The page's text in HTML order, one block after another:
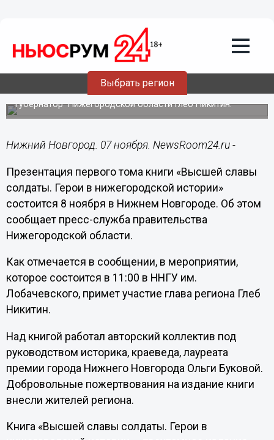
Выбрать регион
Книгу «Высшей славы солдаты. Герои в
нижегородской истории» представят 8
ноября в Нижнем Новгороде
В презентации книги примет участие
губернатор Нижегородской области Глеб Никитин.
Нижний Новгород. 07 ноября. NewsRoom24.ru -
Презентация первого тома книги «Высшей славы
солдаты. Герои в нижегородской истории»
состоится 8 ноября в Нижнем Новгороде. Об этом
сообщает пресс-служба правительства
Нижегородской области.
Как отмечается в сообщении, в мероприятии,
которое состоится в 11:00 в ННГУ им.
Лобачевского, примет участие глава региона Глеб
Никитин.
Над книгой работал авторский коллектив под
руководством историка, краеведа, лауреата
премии города Нижнего Новгорода Ольги Буковой.
Добровольные пожертвования на издание книги
внесли жителей региона.
Книга «Высшей славы солдаты. Герои в